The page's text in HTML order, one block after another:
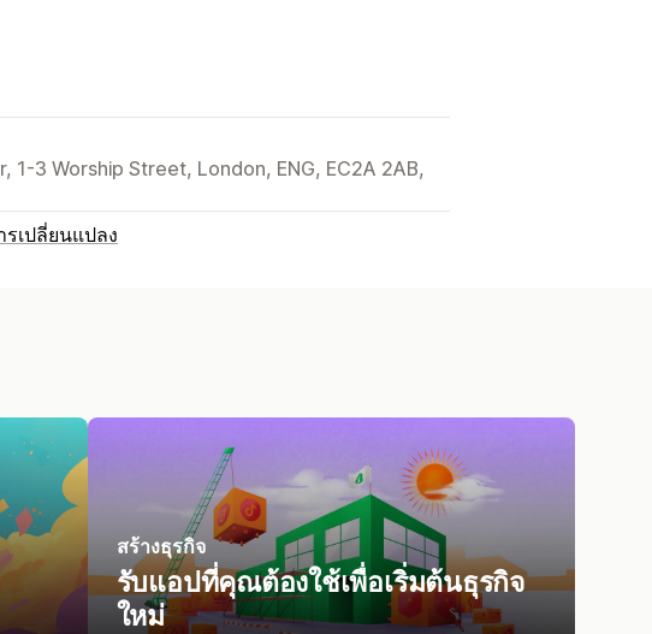
1-3 Worship Street, London, ENG, EC2A 2AB,
เปลี่ยนแปลง
สร้างธุรกิจ
รับแอปที่คุณต้องใช้เพื่อเริ่มต้นธุรกิจ
ใหม่